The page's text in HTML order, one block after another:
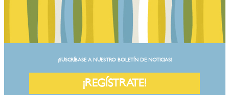
¡SUSCRÍBASE A NUESTRO BOLETÍN DE NOTICIAS!
¡REGÍSTRATE!